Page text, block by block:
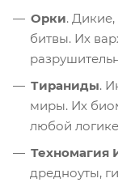
Орки.
битвы. Их
Тираниды.
миры. Их
любой
Техномагия
дредноуты,